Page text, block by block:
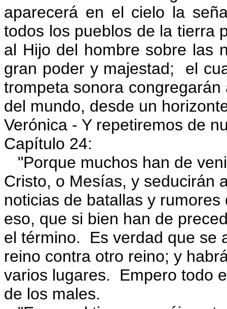
aparecerá en el cielo la
todos los pueblos de la tierra
al Hijo del hombre sobre las
gran poder y majestad; el
trompeta sonora
del mundo, desde un
Verónica - Y repetiremos de
Capítulo 24:
"Porque muchos han de
Cristo, o Mesías, y seducirán
noticias de batallas y
eso, que si bien han de
el término. Es verdad que se
reino contra otro reino; y
varios lugares. Empero todo
de los males.